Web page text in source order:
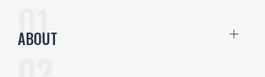
ABOUT